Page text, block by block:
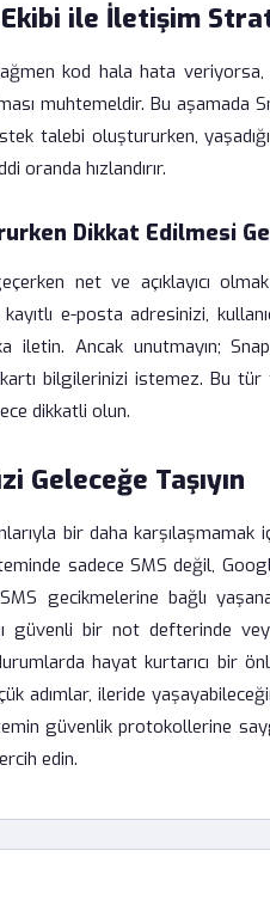
ile İletişim
kod hala hata veriyorsa,
muhtemeldir. Bu aşamada
talebi oluştururken,
oranda hızlandırır.
Dikkat Edilmesi
net ve açıklayıcı
e-posta adresinizi,
iletin. Ancak unutmayın;
bilgilerinizi istemez. Bu
dikkatli olun.
Geleceğe Taşıyın
bir daha karşılaşmamak
sadece SMS değil,
SMS gecikmelerine bağlı
güvenli bir not defterinde
hayat kurtarıcı bir
adımlar, ileride
güvenlik protokollerine
edin.